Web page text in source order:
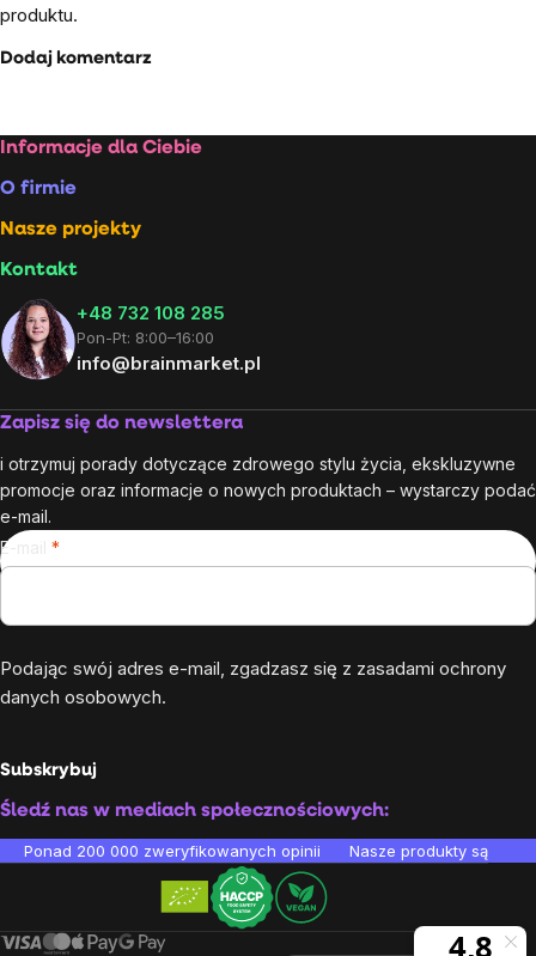
produktu.
Dodaj komentarz
Stopka
Informacje dla Ciebie
O firmie
Nasze projekty
Kontakt
+48 732 108 285
Pon-Pt: 8:00–16:00
info@brainmarket.pl
Zapisz się do newslettera
i otrzymuj porady dotyczące zdrowego stylu życia, ekskluzywne
promocje oraz informacje o nowych produktach – wystarczy podać
e-mail.
E-mail
Podając swój adres e-mail, zgadzasz się z zasadami ochrony
danych osobowych.
Subskrybuj
Śledź nas w mediach społecznościowych:
Ponad 200 000 zweryfikowanych opinii Nasze produkty są